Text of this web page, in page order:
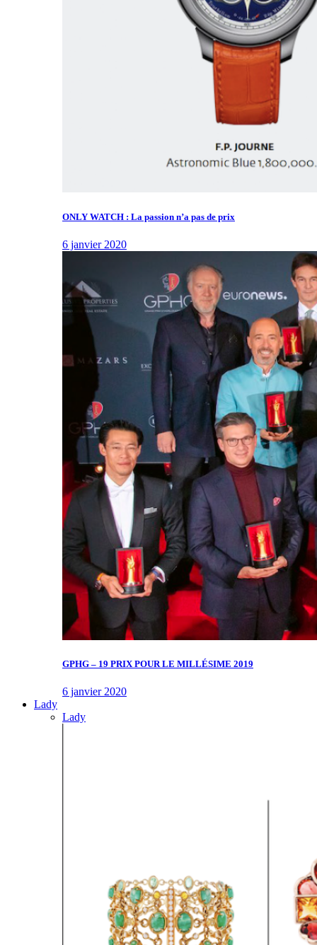
ONLY WATCH : La passion n’a pas de prix
6 janvier 2020
GPHG – 19 PRIX POUR LE MILLÉSIME 2019
6 janvier 2020
Lady
Lady